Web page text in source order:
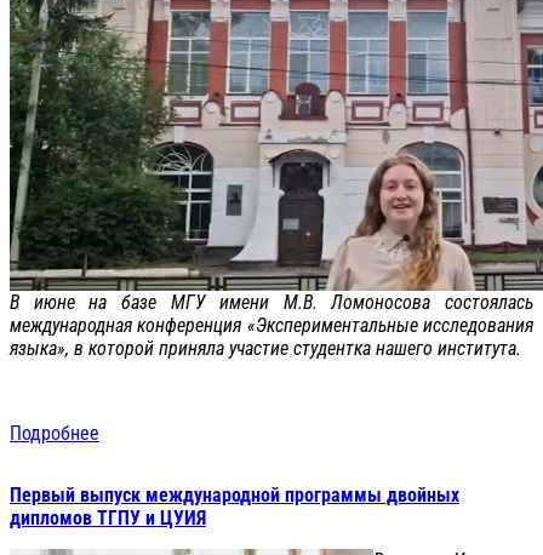
В июне на базе МГУ имени М.В. Ломоносова состоялась
международная конференция «Экспериментальные исследования
языка», в которой приняла участие студентка нашего института.
Подробнее
Первый выпуск международной программы двойных
дипломов ТГПУ и ЦУИЯ